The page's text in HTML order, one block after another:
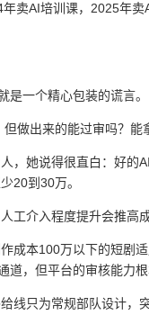
卖AI培训课，2025年
是一个精心包装的谎言。
做出来的能过审吗？能
，她说得很直白：好的
20到30万。
工介入程度提升会推高
成本100万以下的短剧
道，但平台的审核能力根
线只为常规部队设计，